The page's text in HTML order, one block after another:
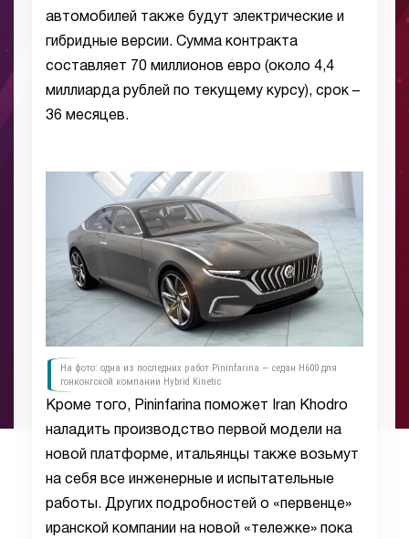
автомобилей также будут электрические и
гибридные версии. Сумма контракта
составляет 70 миллионов евро (около 4,4
миллиарда рублей по текущему курсу), срок –
36 месяцев.
На фото: одна из последних работ Pininfarina — седан H600 для
гонконгской компании Hybrid Kinetic
Кроме того, Pininfarina поможет Iran Khodro
наладить производство первой модели на
новой платформе, итальянцы также возьмут
на себя все инженерные и испытательные
работы. Других подробностей о «первенце»
иранской компании на новой «тележке» пока